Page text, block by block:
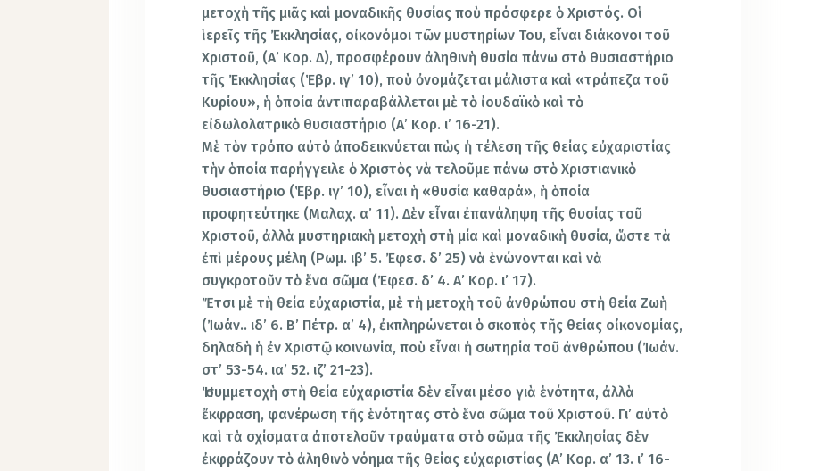
μετοχὴ τῆς μιᾶς καὶ μοναδικῆς θυσίας ποὺ πρόσφερε ὁ Χριστός. Οἱ
ἱερεῖς τῆς Ἐκκλησίας, οἰκονόμοι τῶν μυστηρίων Του, εἶναι διάκονοι τοῦ
Χριστοῦ, (Α’ Κορ. Δ), προσφέρουν ἀληθινὴ θυσία πάνω στὸ θυσιαστήριο
τῆς Ἐκκλησίας (Ἑβρ. ιγ’ 10), ποὺ ὀνομάζεται μάλιστα καὶ «τράπεζα τοῦ
Κυρίου», ἡ ὁποία ἀντιπαραβάλλεται μὲ τὸ ἰουδαϊκὸ καὶ τὸ
εἰδωλολατρικὸ θυσιαστήριo (Α’ Κορ. ι’ 16-21).
Μὲ τὸν τρόπο αὐτὸ ἀποδεικνύεται πὼς ἡ τέλεση τῆς θείας εὐχαριστίας
τὴν ὁποία παρήγγειλε ὁ Χριστὸς νὰ τελοῦμε πάνω στὸ Χριστιανικὸ
θυσιαστήριo (Ἑβρ. ιγ’ 10), εἶναι ἡ «θυσία καθαρά», ἡ ὁποία
προφητεύτηκε (Μαλαχ. α’ 11). Δὲν εἶναι ἐπανάληψη τῆς θυσίας τοῦ
Χριστoῦ, ἀλλὰ μυστηριακὴ μετοχὴ στὴ μία καὶ μοναδικὴ θυσία, ὥστε τὰ
ἐπὶ μέρους μέλη (Ρωμ. ιβ’ 5. Ἐφεσ. δ’ 25) νὰ ἑνώνονται καὶ νὰ
συγκροτοῦν τὸ ἕνα σῶμα (Ἐφεσ. δ’ 4. Α’ Κορ. ι’ 17).
Ἔτσι μὲ τὴ θεία εὐχαριστία, μὲ τὴ μετοχὴ τοῦ ἀνθρώπου στὴ θεία Ζωὴ
(Ἰωάν.. ιδ’ 6. Β’ Πέτρ. α’ 4), ἐκπληρώνεται ὁ σκοπὸς τῆς θείας οἰκονομίας,
δηλαδὴ ἡ ἐν Χριστῷ κοινωνία, ποὺ εἶναι ἡ σωτηρία τοῦ ἀνθρώπου (Ἰωάν.
στ’ 53-54. ια’ 52. ιζ’ 21-23).
Ἡ συμμετοχὴ στὴ θεία εὐχαριστία δὲν εἶναι μέσο γιὰ ἑνότητα, ἀλλὰ
ἔκφραση, φανέρωση τῆς ἑνότητας στὸ ἕνα σῶμα τοῦ Χριστoῦ. Γι’ αὐτὸ
καὶ τὰ σχίσματα ἀποτελοῦν τραύματα στὸ σῶμα τῆς Ἐκκλησίας δὲν
ἐκφράζουν τὸ ἀληθινὸ νόημα τῆς θείας εὐχαριστίας (Α’ Κορ. α’ 13. ι’ 16-